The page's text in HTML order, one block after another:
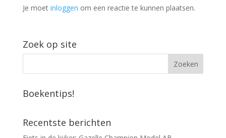
Je moet inloggen om een reactie te kunnen plaatsen.
Zoek op site
Boekentips!
Recentste berichten